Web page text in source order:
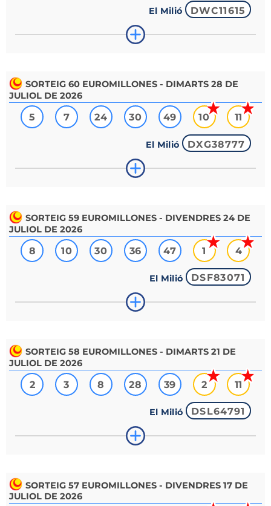
El Milió DWC11615
SORTEIG 60 EUROMILLONES - DIMARTS 28 DE
JULIOL DE 2026
5 7 24 30 49 10 11
El Milió DXG38777
SORTEIG 59 EUROMILLONES - DIVENDRES 24 DE
JULIOL DE 2026
8 10 30 36 47 1 4
El Milió DSF83071
SORTEIG 58 EUROMILLONES - DIMARTS 21 DE
JULIOL DE 2026
2 3 8 28 39 2 11
El Milió DSL64791
SORTEIG 57 EUROMILLONES - DIVENDRES 17 DE
JULIOL DE 2026